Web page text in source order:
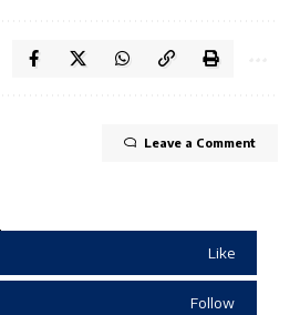
Leave a Comment
Like
Follow